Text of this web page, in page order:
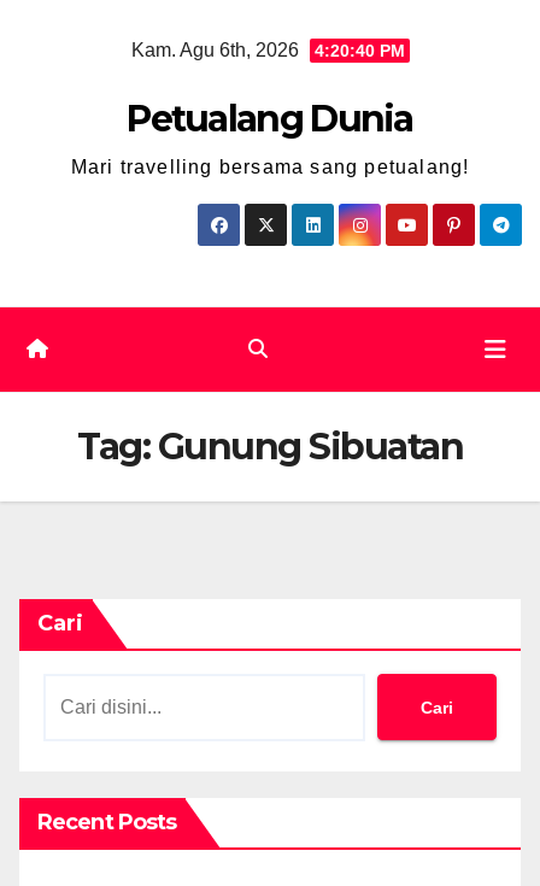
Kam. Agu 6th, 2026 4:20:40 PM
Petualang Dunia
Mari travelling bersama sang petualang!
Tag:Gunung Sibuatan
Cari
Cari
Recent Posts